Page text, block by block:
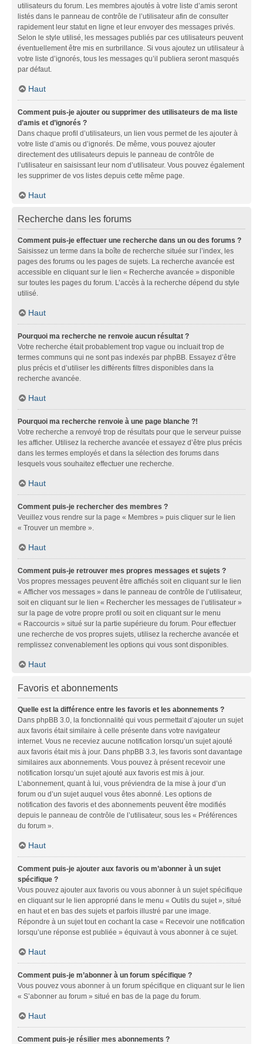
utilisateurs du forum. Les membres ajoutés à votre liste d’amis seront
listés dans le panneau de contrôle de l’utilisateur afin de consulter
rapidement leur statut en ligne et leur envoyer des messages privés.
Selon le style utilisé, les messages publiés par ces utilisateurs peuvent
éventuellement être mis en surbrillance. Si vous ajoutez un utilisateur à
votre liste d’ignorés, tous les messages qu’il publiera seront masqués
par défaut.
Haut
Comment puis-je ajouter ou supprimer des utilisateurs de ma liste
d’amis et d’ignorés ?
Dans chaque profil d’utilisateurs, un lien vous permet de les ajouter à
votre liste d’amis ou d’ignorés. De même, vous pouvez ajouter
directement des utilisateurs depuis le panneau de contrôle de
l’utilisateur en saisissant leur nom d’utilisateur. Vous pouvez également
les supprimer de vos listes depuis cette même page.
Haut
Recherche dans les forums
Comment puis-je effectuer une recherche dans un ou des forums ?
Saisissez un terme dans la boîte de recherche située sur l’index, les
pages des forums ou les pages de sujets. La recherche avancée est
accessible en cliquant sur le lien « Recherche avancée » disponible
sur toutes les pages du forum. L’accès à la recherche dépend du style
utilisé.
Haut
Pourquoi ma recherche ne renvoie aucun résultat ?
Votre recherche était probablement trop vague ou incluait trop de
termes communs qui ne sont pas indexés par phpBB. Essayez d’être
plus précis et d’utiliser les différents filtres disponibles dans la
recherche avancée.
Haut
Pourquoi ma recherche renvoie à une page blanche ?!
Votre recherche a renvoyé trop de résultats pour que le serveur puisse
les afficher. Utilisez la recherche avancée et essayez d’être plus précis
dans les termes employés et dans la sélection des forums dans
lesquels vous souhaitez effectuer une recherche.
Haut
Comment puis-je rechercher des membres ?
Veuillez vous rendre sur la page « Membres » puis cliquer sur le lien
« Trouver un membre ».
Haut
Comment puis-je retrouver mes propres messages et sujets ?
Vos propres messages peuvent être affichés soit en cliquant sur le lien
« Afficher vos messages » dans le panneau de contrôle de l’utilisateur,
soit en cliquant sur le lien « Rechercher les messages de l’utilisateur »
sur la page de votre propre profil ou soit en cliquant sur le menu
« Raccourcis » situé sur la partie supérieure du forum. Pour effectuer
une recherche de vos propres sujets, utilisez la recherche avancée et
remplissez convenablement les options qui vous sont disponibles.
Haut
Favoris et abonnements
Quelle est la différence entre les favoris et les abonnements ?
Dans phpBB 3.0, la fonctionnalité qui vous permettait d’ajouter un sujet
aux favoris était similaire à celle présente dans votre navigateur
internet. Vous ne receviez aucune notification lorsqu’un sujet ajouté
aux favoris était mis à jour. Dans phpBB 3.3, les favoris sont davantage
similaires aux abonnements. Vous pouvez à présent recevoir une
notification lorsqu’un sujet ajouté aux favoris est mis à jour.
L’abonnement, quant à lui, vous préviendra de la mise à jour d’un
forum ou d’un sujet auquel vous êtes abonné. Les options de
notification des favoris et des abonnements peuvent être modifiés
depuis le panneau de contrôle de l’utilisateur, sous les « Préférences
du forum ».
Haut
Comment puis-je ajouter aux favoris ou m’abonner à un sujet
spécifique ?
Vous pouvez ajouter aux favoris ou vous abonner à un sujet spécifique
en cliquant sur le lien approprié dans le menu « Outils du sujet », situé
en haut et en bas des sujets et parfois illustré par une image.
Répondre à un sujet tout en cochant la case « Recevoir une notification
lorsqu’une réponse est publiée » équivaut à vous abonner à ce sujet.
Haut
Comment puis-je m’abonner à un forum spécifique ?
Vous pouvez vous abonner à un forum spécifique en cliquant sur le lien
« S’abonner au forum » situé en bas de la page du forum.
Haut
Comment puis-je résilier mes abonnements ?